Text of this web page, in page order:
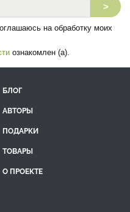
>
на обработку моих
ознакомлен (а).
БЛОГ
АВТОРЫ
ПОДАРКИ
ТОВАРЫ
О ПРОЕКТЕ